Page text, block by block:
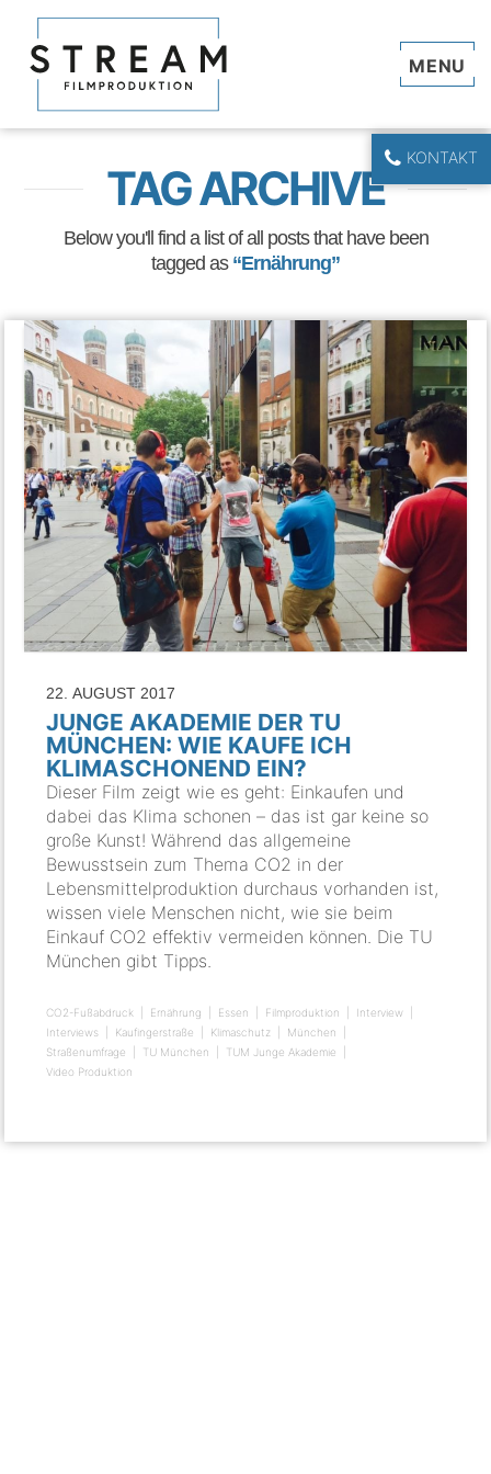
KONTAKT
TAG ARCHIVE
Below you'll find a list of all posts that have been
tagged as “Ernährung”
22. AUGUST 2017
JUNGE AKADEMIE DER TU
MÜNCHEN: WIE KAUFE ICH
KLIMASCHONEND EIN?
Dieser Film zeigt wie es geht: Einkaufen und
dabei das Klima schonen – das ist gar keine so
große Kunst! Während das allgemeine
Bewusstsein zum Thema CO2 in der
Lebensmittelproduktion durchaus vorhanden ist,
wissen viele Menschen nicht, wie sie beim
Einkauf CO2 effektiv vermeiden können. Die TU
München gibt Tipps.
CO2-Fußabdruck Ernährung Essen Filmproduktion
Interview
Interviews
Kaufingerstraße Klimaschutz
München
Straßenumfrage
TU München
TUM Junge Akademie
Video Produktion